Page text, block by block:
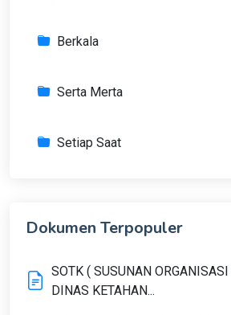
Berkala
Serta Merta
Setiap Saat
Dokumen Terpopuler
SOTK ( SUSUNAN
DINAS KETAHAN...